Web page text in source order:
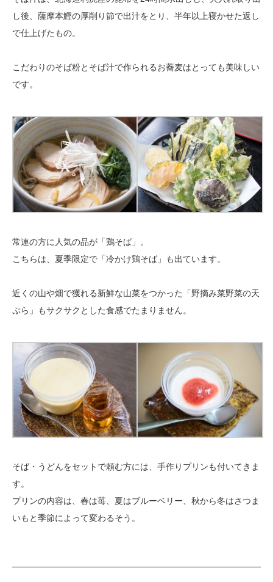
し後、薩摩本鰹の厚削り節で出汁をとり、半年以上寝かせた返し
で仕上げたもの。
こだわりのそば粉とそば汁で作られるお蕎麦はとっても美味しい
です。
常連の方に人気の品が「鶏そば」。
こちらは、夏季限定で「冷かけ鶏そば」も出ています。
近くの山や畑で獲れる新鮮な山菜をつかった「野摘み菜野菜の天
ぷら」もサクサクとした食感でたまりません。
そば・うどんをセットで頼む方には、手作りプリンも付いてきま
す。
プリンの内容は、春は苺、夏はブルーベリー、秋から冬はさつま
いもと季節によって変わるそう。